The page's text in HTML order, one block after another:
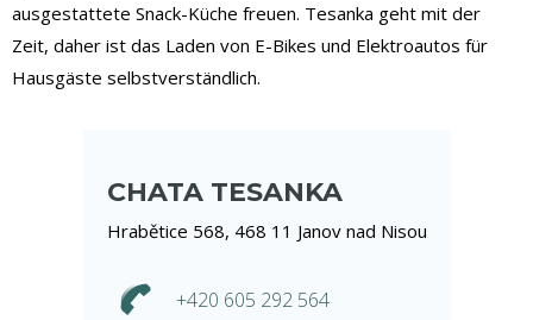
ausgestattete Snack-Küche freuen. Tesanka geht mit der
Zeit, daher ist das Laden von E-Bikes und Elektroautos für
Hausgäste selbstverständlich.
CHATA TESANKA
Hrabětice 568, 468 11 Janov nad Nisou
+420 605 292 564